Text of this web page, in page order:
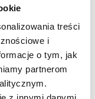
treści
i
o tym, jak
partnerom
Kolor granatowy.
gładka,
jest na: